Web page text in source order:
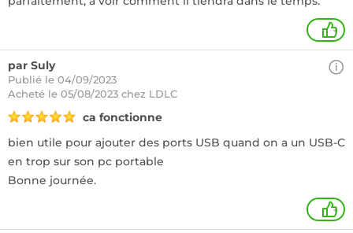
+
par Suly
Publié le 04/09/2023
Acheté le 05/08/2023 chez LDLC
ca fonctionne
bien utile pour ajouter des ports USB quand on a un USB-C
en trop sur son pc portable
Bonne journée.
+